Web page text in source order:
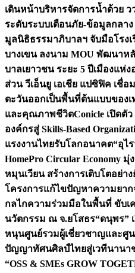
เดินหน้าบริหารจัดการน้ำด้วย
ระดับระบบเตือนภัย-ข้อมูลกลา
มูลนิธิธรรมาภิบาลฯ จับมือโรง
บางเขน ลงนาม MOU พัฒนาห
บาลเยาวชน ระยะ 5 ปีเมืองแห่
ส่วน วีเอ็นยู เอเชีย แปซิฟิค เชื่
ตะวันออกเป็นพื้นที่ต้นแบบของเ
และคุณภาพชีวิตConicle เปิดตั
องค์กรสู่ Skills-Based
แรงงานไทยรับโลกอนาคต“อุไ
HomePro Circular Economy
หมุนเวียน สร้างการเติบโตอย่าง
โครงการแก้ไขปัญหาความยา
กลไกความร่วมมือในพื้นที่ ขับเ
นวัตกรรม ณ จ.ยโสธร“ดนุพร”
หนุนศูนย์รวมผู้เชี่ยวชาญและศู
ปัญญาทัศนศิลป์ไทยสู่เวทีนานา
“OSS & SMEs GROW